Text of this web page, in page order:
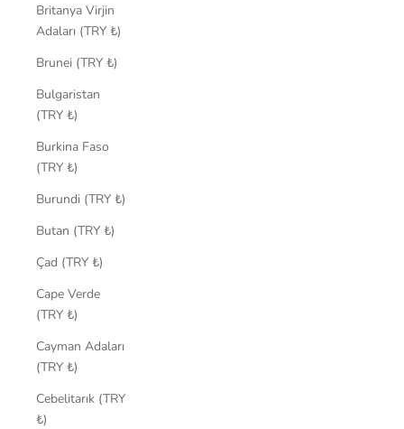
Britanya Virjin
Adaları (TRY ₺)
Brunei (TRY ₺)
Bulgaristan
(TRY ₺)
Burkina Faso
(TRY ₺)
Burundi (TRY ₺)
Butan (TRY ₺)
Çad (TRY ₺)
Cape Verde
(TRY ₺)
Cayman Adaları
(TRY ₺)
Cebelitarık (TRY
₺)